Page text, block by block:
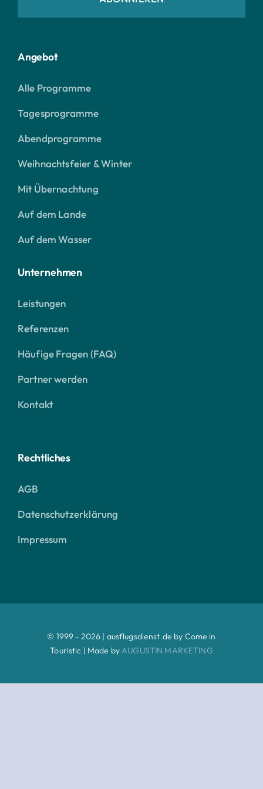
Angebot
Alle Programme
Tagesprogramme
Abendprogramme
Weihnachtsfeier & Winter
Mit Übernachtung
Auf dem Lande
Auf dem Wasser
Unternehmen
Leistungen
Referenzen
Häufige Fragen (FAQ)
Partner werden
Kontakt
Rechtliches
AGB
Datenschutzerklärung
Impressum
© 1999 - 2026 | ausflugsdienst.de by Come in
Touristic | Made byAUGUSTIN MARKETING